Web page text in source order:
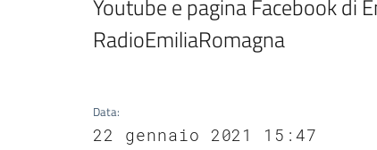
Youtube e pagina Facebook di
RadioEmiliaRomagna
Data:
22 gennaio 2021 15:47